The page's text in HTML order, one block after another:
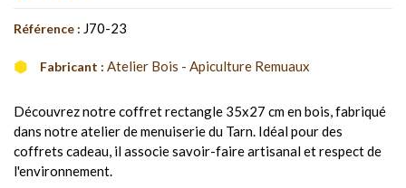
Référence : J70-23
Fabricant : Atelier Bois - Apiculture Remuaux
Découvrez notre coffret rectangle 35x27 cm en bois, fabriqué
dans notre atelier de menuiserie du Tarn. Idéal pour des
coffrets cadeau, il associe savoir-faire artisanal et respect de
l'environnement.